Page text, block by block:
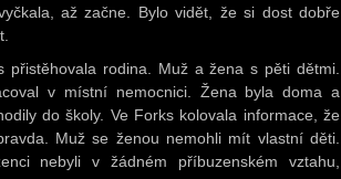
až začne. Bylo vidět, že si dost dobře
přistěhovala rodina. Muž a žena s pěti dětmi.
v místní nemocnici. Žena byla doma a
do školy. Ve Forks kolovala informace, že
Muž se ženou nemohli mít vlastní děti.
nebyli v žádném příbuzenském vztahu,